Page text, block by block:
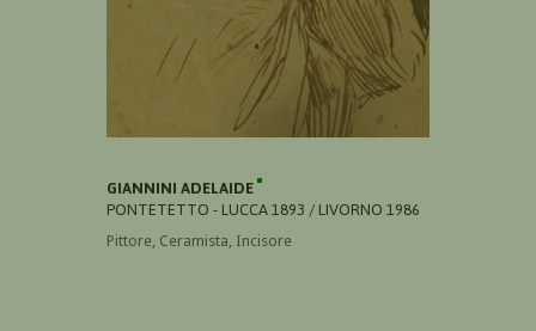
GIANNINI ADELAIDE
PONTETETTO - LUCCA 1893 / LIVORNO 1986
Pittore, Ceramista, Incisore